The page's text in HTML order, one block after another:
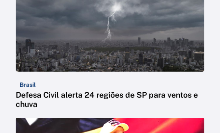
Brasil
Defesa Civil alerta 24 regiões de SP para ventos e
chuva